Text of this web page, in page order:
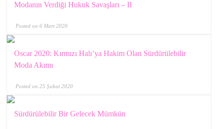
Modanın Verdiği Hukuk Savaşları – II
Posted on 6 Mart 2020
Oscar 2020: Kırmızı Halı’ya Hakim Olan Sürdürülebilir
Moda Akımı
Posted on 25 Şubat 2020
Sürdürülebilir Bir Gelecek Mümkün